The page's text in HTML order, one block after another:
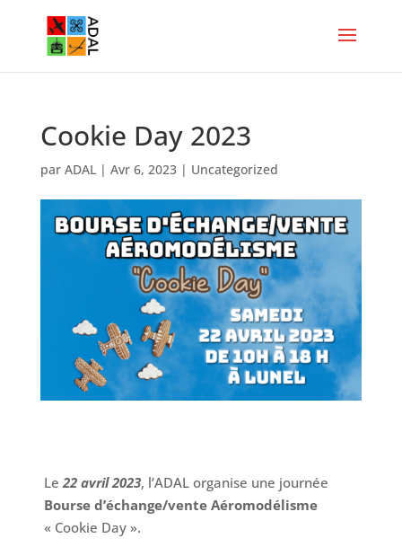
Cookie Day 2023
par ADAL| Avr 6, 2023| Uncategorized
Le 22 avril 2023, l’ADAL organise une journée
Bourse d’échange/vente Aéromodélisme
« Cookie Day ».